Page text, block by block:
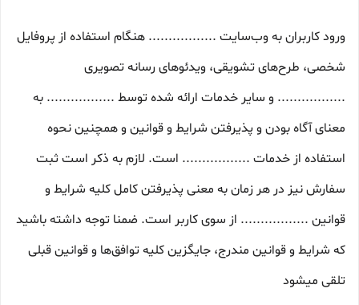
ورود کاربران به وب‏‌سایت ................. هنگام استفاده از پروفایل
شخصی، طرح‏‌های تشویقی، ویدئوهای رسانه تصویری
................. و سایر خدمات ارائه شده توسط ................. به
معنای آگاه بودن و پذیرفتن شرایط و قوانین و همچنین نحوه
استفاده از خدمات ................. است. لازم به ذکر است ثبت
سفارش نیز در هر زمان به معنی پذیرفتن کامل کلیه شرایط و
قوانین ................. از سوی کاربر است. ضمنا توجه داشته باشید
که شرایط و قوانین مندرج، جایگزین کلیه توافق‏‌ها و قوانین قبلی
تلقی میشود